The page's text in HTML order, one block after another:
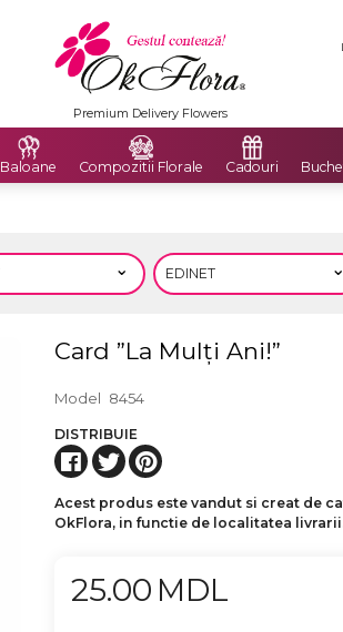
Premium Delivery Flowers
Baloane Compozitii Florale Cadouri
Card ”La Mulți Ani!”
Model 8454
DISTRIBUIE
Acest produs este vandut si creat de
OkFlora, in functie de localitatea
25.00 MDL